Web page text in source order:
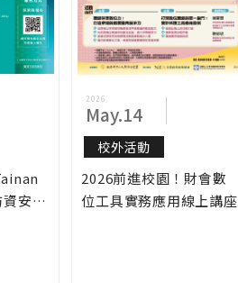
安競
2026
May.14
校外活動
2026前進校園！財會數
位工具實務應用線上講座